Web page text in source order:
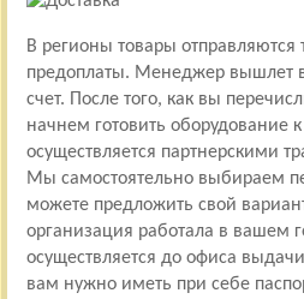
В регионы товары отправляются
предоплаты. Менеджер вышлет
счет. После того, как вы
начнем готовить оборудование
осуществляется партнерскими
Мы самостоятельно выбираем
можете предложить свой
организация работала в вашем
осуществляется до офиса
вам нужно иметь при себе